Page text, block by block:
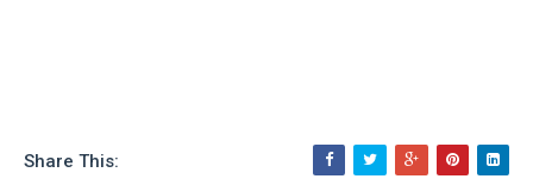
Share This: